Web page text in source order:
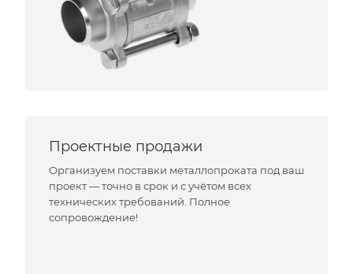
Проектные продажи
Организуем поставки металлопроката под ваш
проект — точно в срок и с учётом всех
технических требований. Полное
сопровождение!